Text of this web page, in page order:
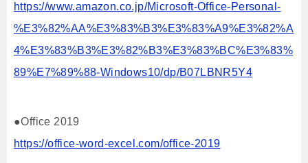
https://www.amazon.co.jp/Microsoft-Office-Personal-
%E3%82%AA%E3%83%B3%E3%83%A9%E3%82%A
4%E3%83%B3%E3%82%B3%E3%83%BC%E3%83%
89%E7%89%88-Windows10/dp/B07LBNR5Y4
●Office 2019
https://office-word-excel.com/office-2019